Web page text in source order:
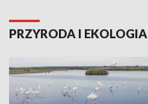
PRZYRODA I EKOLOGIA